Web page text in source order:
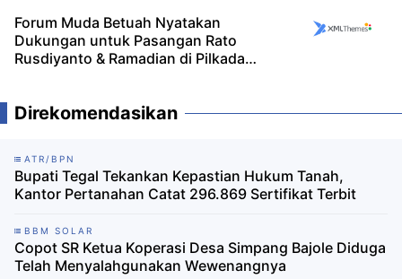
Forum Muda Betuah Nyatakan
Dukungan untuk Pasangan Rato
Rusdiyanto & Ramadian di Pilkada
Direkomendasikan
ATR/BPN
Bupati Tegal Tekankan Kepastian Hukum Tanah,
Kantor Pertanahan Catat 296.869 Sertifikat Terbit
BBM SOLAR
Copot SR Ketua Koperasi Desa Simpang Bajole Diduga
Telah Menyalahgunakan Wewenangnya